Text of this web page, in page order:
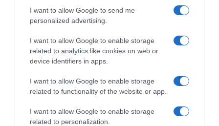
I want to allow Google to send me
personalized advertising.
I want to allow Google to enable storage
related to analytics like cookies on web or
device identifiers in apps.
I want to allow Google to enable storage
related to functionality of the website or app.
I want to allow Google to enable storage
related to personalization.